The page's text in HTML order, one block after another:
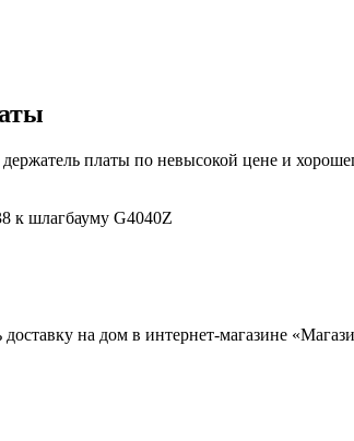
платы по невысокой цене и
к шлагбауму G4040Z
на дом в интернет-магазине